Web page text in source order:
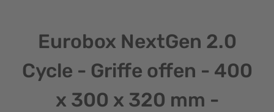
Eurobox NextGen 2.0
Cycle - Griffe offen - 400
x 300 x 320 mm -